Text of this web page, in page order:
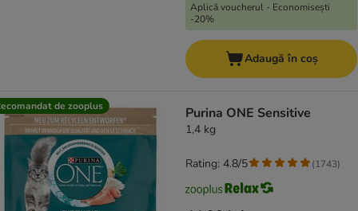
Aplică voucherul - Economisești
-20%
Adaugă în coș
de zooplus Purina ONE Sensitive
1,4 kg
Rating: 4.8/5 (1743)